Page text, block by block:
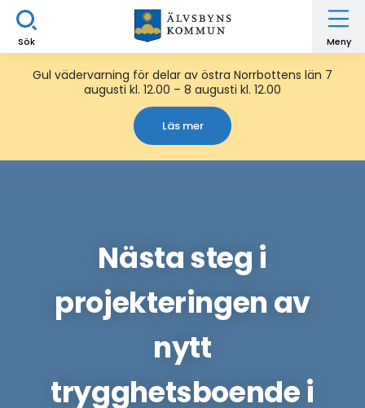
Sök Meny
Gul vädervarning för delar av östra Norrbottens län 7
augusti kl. 12.00 – 8 augusti kl. 12.00
Läs mer
Nästa steg i
projekteringen av
nytt
trygghetsboende i